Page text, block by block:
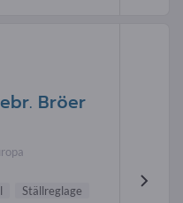
Bröer
Ställreglage